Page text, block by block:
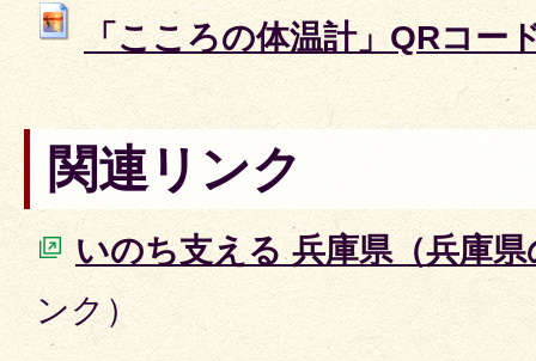
「こころの体温計」QRコー
関連リンク
いのち支える 兵庫県（兵庫
ンク）